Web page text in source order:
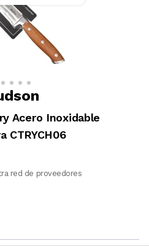
Acero Inoxidable
CTRYCH06
red de proveedores